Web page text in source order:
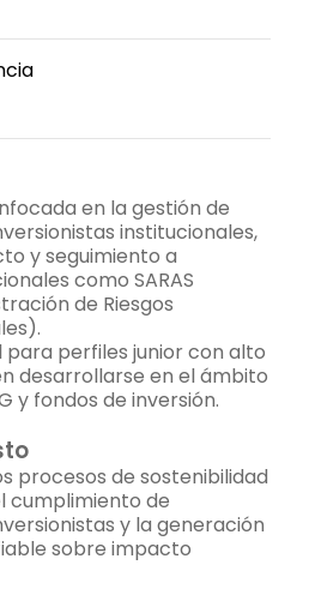
en la gestión de
institucionales,
y seguimiento a
como SARAS
de Riesgos
para perfiles junior con alto
desarrollarse en el ámbito
y fondos de inversión.
procesos de sostenibilidad
cumplimiento de
y la generación
sobre impacto